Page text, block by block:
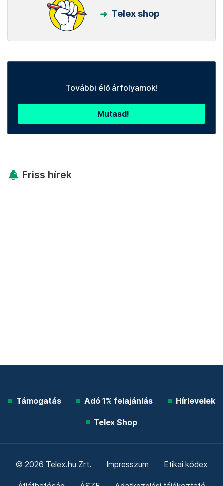
Telex shop
További élő árfolyamok!
Mutasd!
Friss hírek
Támogatás Adó 1% felajánlás Hírlevelek
Telex Shop
© 2026 Telex.hu Zrt. Impresszum Etikai kódex